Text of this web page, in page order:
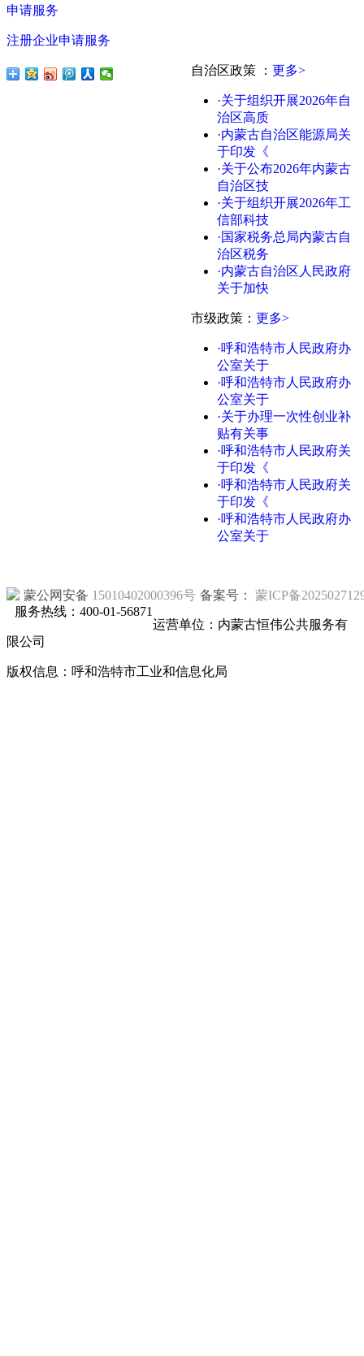
申请服务
注册企业申请服务
自治区政策 ： 更多>
·关于组织开展2026年自
治区高质
·内蒙古自治区能源局关
于印发《
·关于公布2026年内蒙古
自治区技
·关于组织开展2026年工
信部科技
·国家税务总局内蒙古自
治区税务
·内蒙古自治区人民政府
关于加快
市级政策： 更多>
·呼和浩特市人民政府办
公室关于
·呼和浩特市人民政府办
公室关于
·关于办理一次性创业补
贴有关事
·呼和浩特市人民政府关
于印发《
·呼和浩特市人民政府关
于印发《
·呼和浩特市人民政府办
公室关于
蒙公网安备 15010402000396号 备案号：
蒙ICP备
服务热线：400-01-56871
运营单位：内蒙古恒伟公共服务有
限公司
版权信息：呼和浩特市工业和信息化局